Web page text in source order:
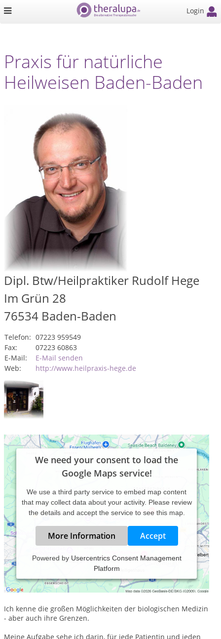
Login
Praxis für natürliche
Heilweisen Baden-Baden
Dipl. Btw/Heilpraktiker Rudolf Hege
Im Grün 28
76534 Baden-Baden
Telefon: 07223 959549
Fax:
07223 60863
E-Mail:
E-Mail senden
Web:
http://www.heilpraxis-hege.de
We need your consent to load the
Google Maps service!
We use a third party service to embed map content
that may collect data about your activity. Please review
the details and accept the service to see this map.
More Information Accept
Powered by Usercentrics Consent Management
Platform
Seit 1989 bin ich als Heilpraktiker tätig und verfüge über
große Erfahrung in den wichtigsten alternativmedizinischen
Verfahren.
Ich kenne die großen Möglichkeiten der biologischen Medizin
- aber auch ihre Grenzen.
Meine Aufgabe sehe ich darin, für jede Patientin und jeden